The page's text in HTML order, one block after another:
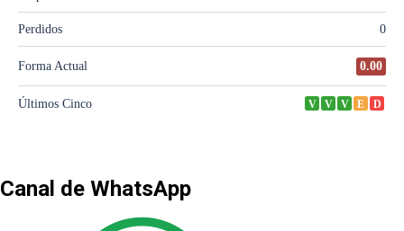
Canal de WhatsApp